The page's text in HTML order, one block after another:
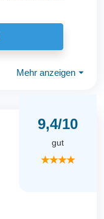
Mehr anzeigen ⏷
9,4/10
gut
★★★★